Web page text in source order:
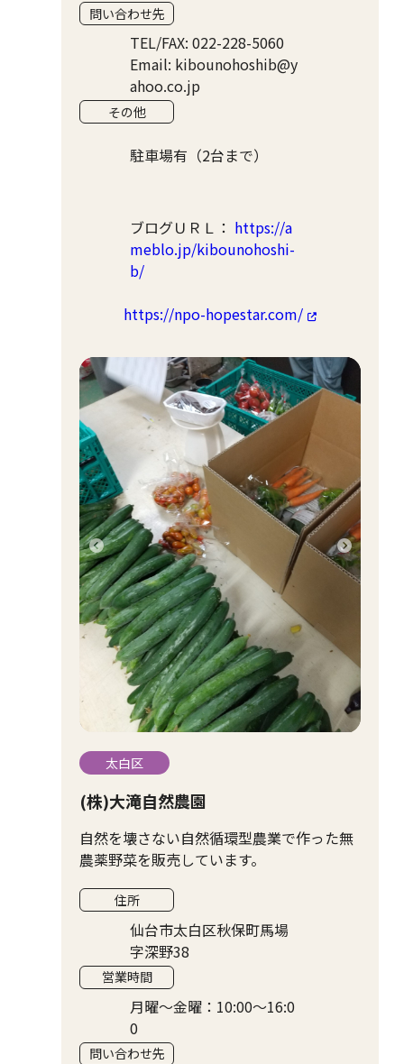
問い合わせ先
TEL/FAX: 022-228-5060
Email: kibounohoshib@y
ahoo.co.jp
その他
駐車場有（2台まで）
ブログＵＲＬ： https://a
meblo.jp/kibounohoshi-
b/
https://npo-hopestar.com/
太白区
(株)大滝自然農園
自然を壊さない自然循環型農業で作った無
農薬野菜を販売しています。
住所
仙台市太白区秋保町馬場
字深野38
営業時間
月曜〜金曜：10:00〜16:0
0
問い合わせ先